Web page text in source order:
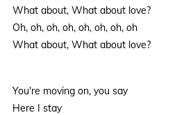
What about, What about love?
Oh, oh, oh, oh, oh, oh, oh, oh
What about, What about love?
You're moving on, you say
Here I stay